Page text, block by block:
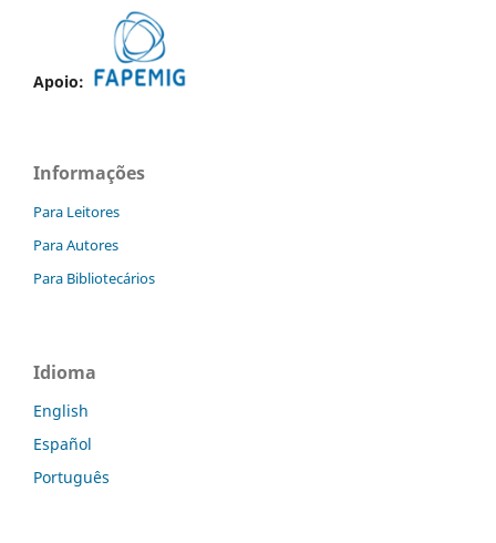
Apoio:
Informações
Para Leitores
Para Autores
Para Bibliotecários
Idioma
English
Español
Português